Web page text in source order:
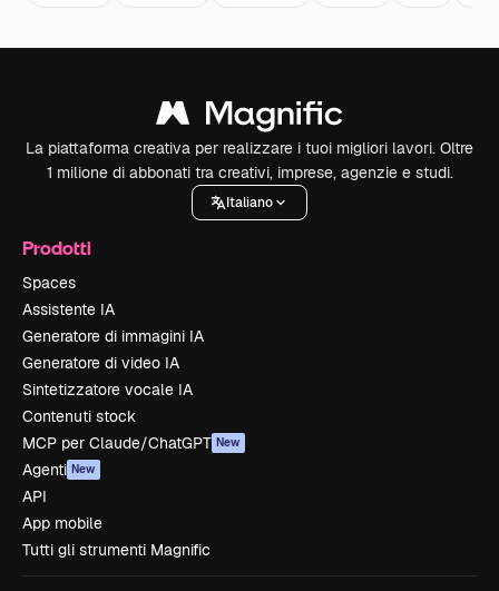
La piattaforma creativa per realizzare i tuoi migliori lavori. Oltre
1 milione di abbonati tra creativi, imprese, agenzie e studi.
Italiano
Prodotti
Spaces
Assistente IA
Generatore di immagini IA
Generatore di video IA
Sintetizzatore vocale IA
Contenuti stock
MCP per Claude/ChatGPT New
Agenti New
API
App mobile
Tutti gli strumenti Magnific